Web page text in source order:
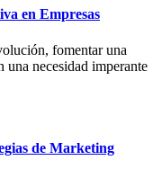
en Empresas
fomentar una
necesidad imperante
de Marketing